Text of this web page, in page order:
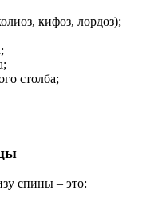
кифоз, лордоз);
столба;
спины – это: